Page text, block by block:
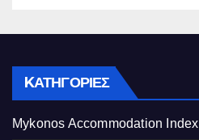
KΑΤΗΓΟΡΊΕΣ
Mykonos Accommodation Index